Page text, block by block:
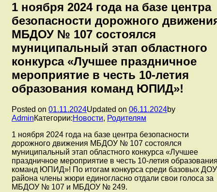
1 ноября 2024 года на базе центра
безопасности дорожного
МБДОУ № 107 состоялся
муниципальный этап областного
конкурса «Лучшее праздничное
мероприятие в честь 10-летия
образования команд ЮПИД»!
Posted on 01.11.2024Updated on 06.11.2024by
AdminКатегории:Новости, Родителям
1 ноября 2024 года на базе центра безопасности
дорожного движения МБДОУ № 107 состоялся
муниципальный этап областного конкурса «Лучшее
праздничное мероприятие в честь 10-летия
команд ЮПИД»! По итогам конкурса среди базовых ДОУ
района члены жюри единогласно отдали свои голоса за
МБДОУ № 107 и МБДОУ № 249.